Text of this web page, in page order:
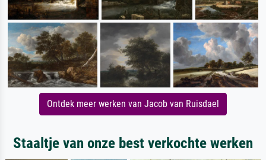
Ontdek meer werken van Jacob van Ruisdael
Staaltje van onze best verkochte werken